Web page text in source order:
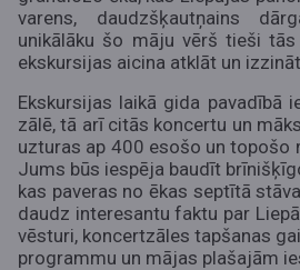
varens, daudzšķautņains
unikālāku šo māju vērš tieši
ekskursijas aicina atklāt un
Ekskursijas laikā gida pavadībā
zālē, tā arī citās koncertu un
uzturas ap 400 esošo un topošo
Jums būs iespēja baudīt
kas paveras no ēkas septītā
daudz interesantu faktu par
vēsturi, koncertzāles tapšanas
programmu un mājas plašajām